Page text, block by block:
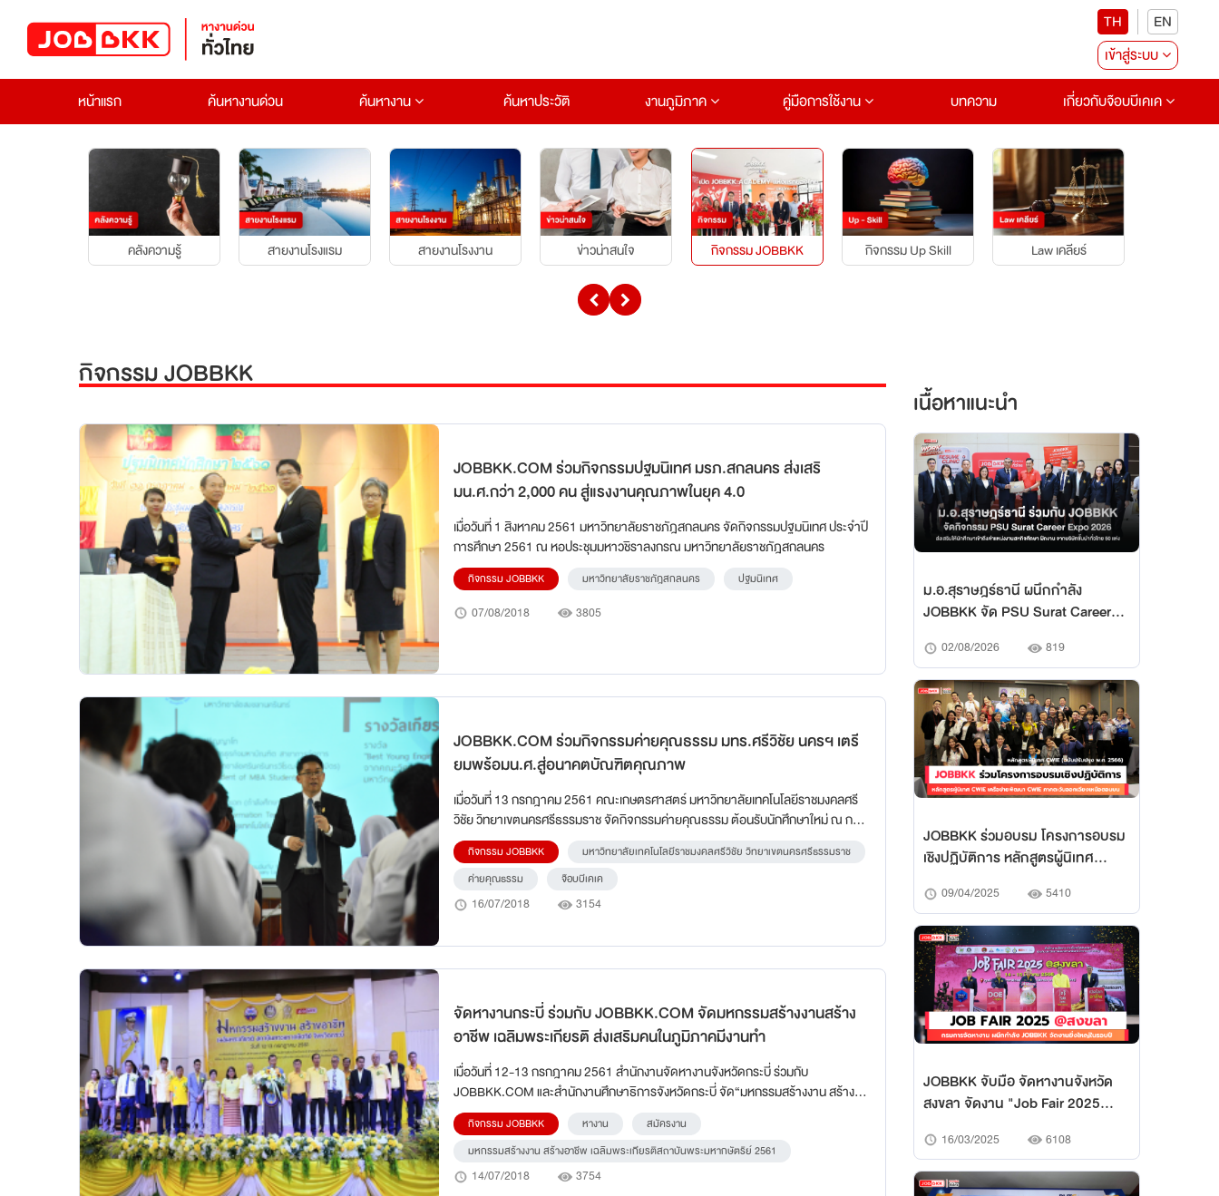
TH
EN
เข้าสู่ระบบ
หน้าแรก
ค้นหางานด่วน ค้นหางาน ค้นหาประวัติ งานภูมิภาค คู่มือการใช้งาน บทความ เกี่ยวกับจ๊อบบีเคเค
คลังความรู้ สายงานโรงแรม สายงานโรงงาน ข่าวน่าสนใจ กิจกรรม JOBBKK กิจกรรม Up Skill Law เคลียร์
กิจกรรม JOBBKK
JOBBKK.COM ร่วมกิจกรรมปฐมนิเทศ มรภ.สกลนคร ส่งเสริ
มน.ศ.กว่า 2,000 คน สู่แรงงานคุณภาพในยุค 4.0
เมื่อวันที่ 1 สิงหาคม 2561 มหาวิทยาลัยราชภัฎสกลนคร จัดกิจกรรมปฐมนิเทศ ประจำปี
การศึกษา 2561 ณ หอประชุมมหาวชิราลงกรณ มหาวิทยาลัยราชภัฎสกลนคร
กิจกรรม JOBBKK มหาวิทยาลัยราชภัฎสกลนคร ปฐมนิเทศ
07/08/2018 3805
JOBBKK.COM ร่วมกิจกรรมค่ายคุณธรรม มทร.ศรีวิชัย นครฯ เตรี
ยมพร้อมน.ศ.สู่อนาคตบัณฑิตคุณภาพ
เมื่อวันที่ 13 กรกฎาคม 2561 คณะเกษตรศาสตร์ มหาวิทยาลัยเทคโนโลยีราชมงคลศรี
วิชัย วิทยาเขตนครศรีธรรมราช จัดกิจกรรมค่ายคุณธรรม ต้อนรับนักศึกษาใหม่ ณ กอง
กำกับการ 8 กองบังคับการฝึกพิเศษ กองบัญชาการตำรวจตระเวนชายแดน จังหวัด
นครศรีธรรมราช
กิจกรรม JOBBKK
มหาวิทยาลัยเทคโนโลยีราชมงคลศรีวิชัย วิทยาเขตนครศรีธรรมราช
ค่ายคุณธรรม
จ๊อบบีเคเค
16/07/2018 3154
จัดหางานกระบี่ ร่วมกับ JOBBKK.COM จัดมหกรรมสร้างงานสร้าง
อาชีพ เฉลิมพระเกียรติ ส่งเสริมคนในภูมิภาคมีงานทำ
เมื่อวันที่ 12-13 กรกฎาคม 2561 สำนักงานจัดหางานจังหวัดกระบี่ ร่วมกับ
JOBBKK.COM และสำนักงานศึกษาธิการจังหวัดกระบี่ จัด“มหกรรมสร้างงาน สร้าง
อาชีพ เฉลิมพระเกียรติสถาบันพระมหากษัตริย์ 2561” ณ ห้องประชุมช้างเผือก องค์การ
บริหารส่วนจังหวัดกระบี่
กิจกรรม JOBBKK หางาน
สมัครงาน
มหกรรมสร้างงาน สร้างอาชีพ เฉลิมพระเกียรติสถาบันพระมหากษัตริย์ 2561
14/07/2018 3754
เนื้อหาแนะนำ
ม.อ.สุราษฎร์ธานี ผนึกกำลัง
JOBBKK จัด PSU Surat Career
สร้างบัณฑิตพร้อมสู่อนาคต
02/08/2026 819
JOBBKK ร่วมอบรม โครงการอบรม
เชิงปฏิบัติการ หลักสูตรผู้นิเทศ
เครือข่ายพัฒนา CWIE ภาคตะวัน
ออกเฉียงเหนือตอนบน
09/04/2025 5410
JOBBKK จับมือ จัดหางานจังหวัด
สงขลา จัดงาน "Job Fair 2025
ครั้งใหญ่แห่งปี!
16/03/2025 6108